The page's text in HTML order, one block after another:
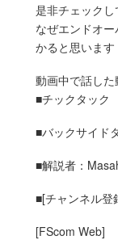
是非チェックし
なぜエンドオ
かると思います
動画中で話した
■チックタック
■バックサイド
■解説者：
■[チャンネル登
[FScom Web]